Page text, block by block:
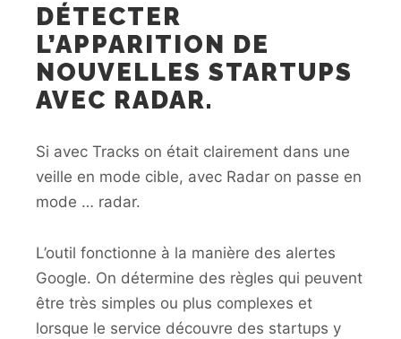
DÉTECTER
L’APPARITION DE
NOUVELLES STARTUPS
AVEC RADAR.
Si avec Tracks on était clairement dans une
veille en mode cible, avec Radar on passe en
mode … radar.
L’outil fonctionne à la manière des alertes
Google. On détermine des règles qui peuvent
être très simples ou plus complexes et
lorsque le service découvre des startups y